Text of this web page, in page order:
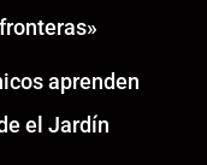
aprenden
el Jardín